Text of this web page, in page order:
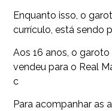
Enquanto isso, o
currículo, está sendo
Aos 16 anos, o
vendeu para o Real
c
Para acompanhar as